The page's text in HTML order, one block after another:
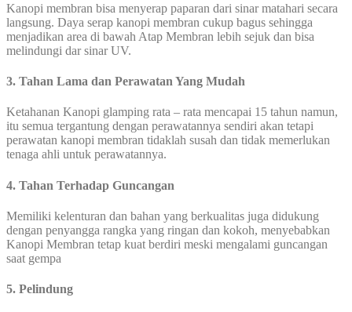
Kanopi membran bisa menyerap paparan dari sinar matahari secara
langsung. Daya serap kanopi membran cukup bagus sehingga
menjadikan area di bawah Atap Membran lebih sejuk dan bisa
melindungi dar sinar UV.
3. Tahan Lama dan Perawatan Yang Mudah
Ketahanan Kanopi glamping rata – rata mencapai 15 tahun namun,
itu semua tergantung dengan perawatannya sendiri akan tetapi
perawatan kanopi membran tidaklah susah dan tidak memerlukan
tenaga ahli untuk perawatannya.
4. Tahan Terhadap Guncangan
Memiliki kelenturan dan bahan yang berkualitas juga didukung
dengan penyangga rangka yang ringan dan kokoh, menyebabkan
Kanopi Membran tetap kuat berdiri meski mengalami guncangan
saat gempa
5. Pelindung